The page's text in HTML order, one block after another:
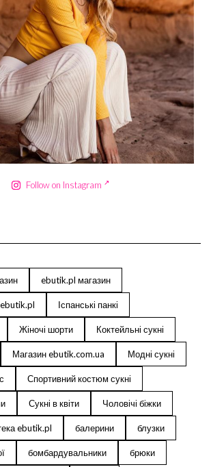
Сер 18
Follow on Instagram
ebutik.pl магазин
ebutik.pl Іспанські панкі
Жіночі шорти Коктейльні сукні
Магазин ebutik.com.ua Модні сукні
Спортивний костюм сукні
Сукні в квіти Чоловічі біжки
ebutik.pl балерини блузки
бомбардувальники брюки